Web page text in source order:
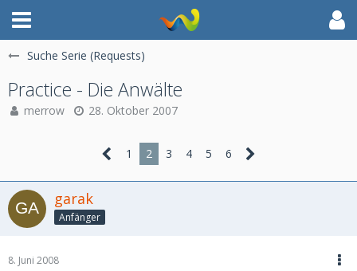
Suche Serie (Requests)
Practice - Die Anwälte
merrow 28. Oktober 2007
1 2 3 4 5 6
garak
Anfänger
8. Juni 2008